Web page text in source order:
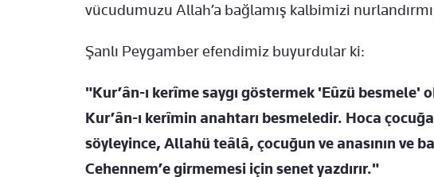
vücudumuzu Allah’a bağlamış kalbimizi
Şanlı Peygamber efendimiz buyurdular ki:
"Kur’ân-ı kerîme saygı göstermek 'Eûzü
Kur’ân-ı kerîmin anahtarı besmeledir. Hoca
söyleyince, Allahü teâlâ, çocuğun ve anasının ve
Cehennem’e girmemesi için senet yazdırır."